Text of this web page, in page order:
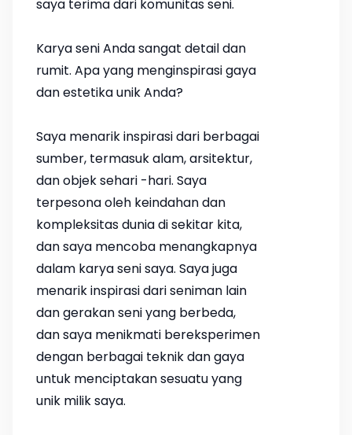
saya terima dari komunitas seni.
Karya seni Anda sangat detail dan
rumit. Apa yang menginspirasi gaya
dan estetika unik Anda?
Saya menarik inspirasi dari berbagai
sumber, termasuk alam, arsitektur,
dan objek sehari -hari. Saya
terpesona oleh keindahan dan
kompleksitas dunia di sekitar kita,
dan saya mencoba menangkapnya
dalam karya seni saya. Saya juga
menarik inspirasi dari seniman lain
dan gerakan seni yang berbeda,
dan saya menikmati bereksperimen
dengan berbagai teknik dan gaya
untuk menciptakan sesuatu yang
unik milik saya.